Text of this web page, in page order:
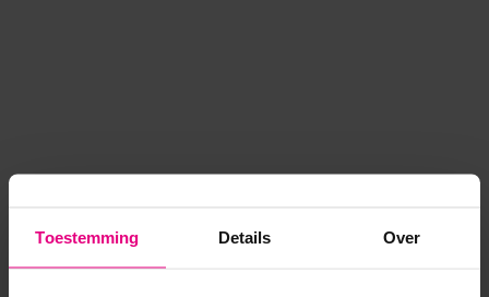
Toestemming Details Over